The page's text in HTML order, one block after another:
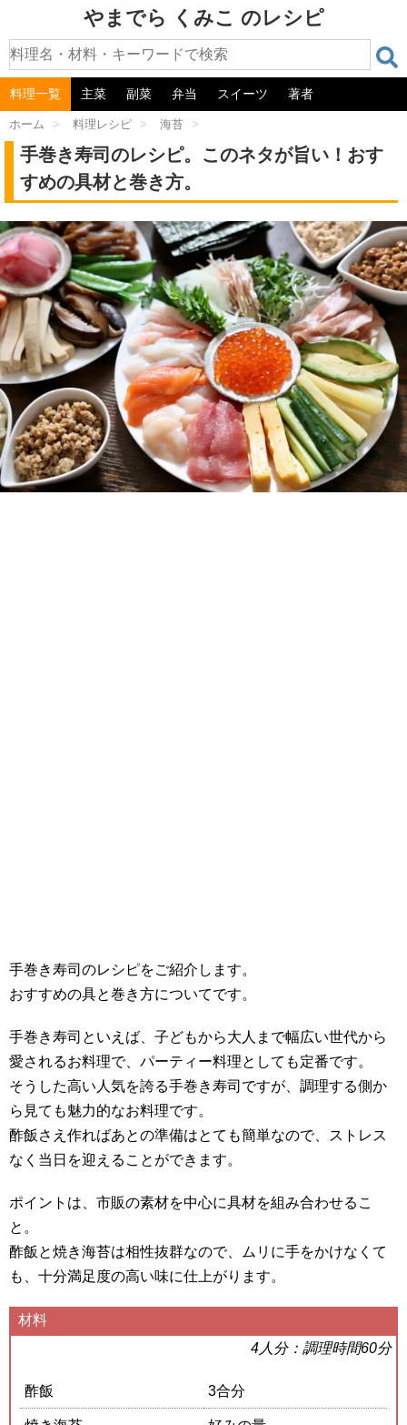
やまでら くみこ のレシピ
料理一覧 主菜 副菜 弁当 スイーツ 著者
ホーム > 料理レシピ > 海苔 >
手巻き寿司のレシピ。このネタが旨い！おす
すめの具材と巻き方。
手巻き寿司のレシピをご紹介します。
おすすめの具と巻き方についてです。
手巻き寿司といえば、子どもから大人まで幅広い世代から
愛されるお料理で、パーティー料理としても定番です。
そうした高い人気を誇る手巻き寿司ですが、調理する側か
ら見ても魅力的なお料理です。
酢飯さえ作ればあとの準備はとても簡単なので、ストレス
なく当日を迎えることができます。
ポイントは、市販の素材を中心に具材を組み合わせるこ
と。
酢飯と焼き海苔は相性抜群なので、ムリに手をかけなくて
も、十分満足度の高い味に仕上がります。
材料
4人分：調理時間60分
酢飯 3合分